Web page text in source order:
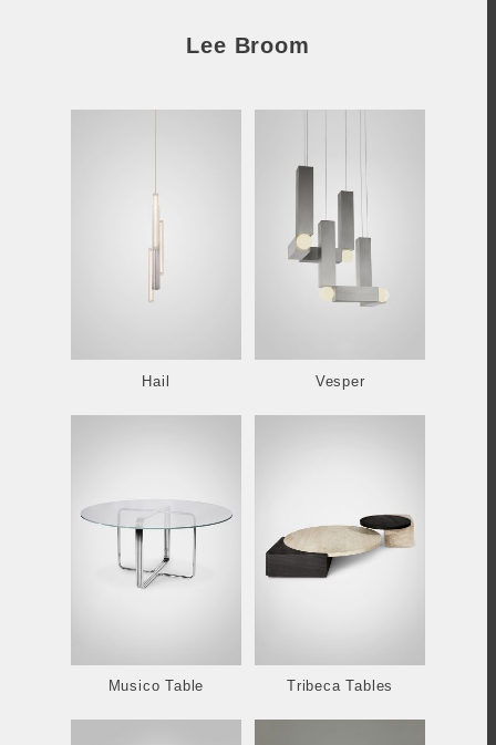
Lee Broom
Hail Vesper
Musico Table Tribeca Tables